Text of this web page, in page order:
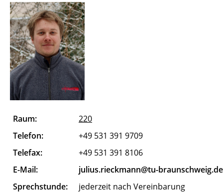
Rieckmann Julius
von Lützow, Constantin
Warnken Lasse
Raum:
220
Telefon:
+49 531 391 9709
Telefax:
+49 531 391 8106
E-Mail:
julius.rieckmann@tu-braunschweig.de
Sprechstunde:
jederzeit nach Vereinbarung